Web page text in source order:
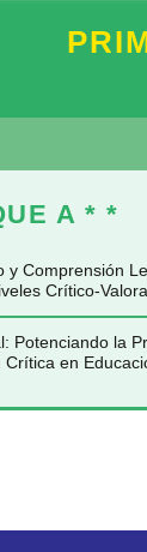
A * *
y Comprensión
Crítico-
Potenciando la
en